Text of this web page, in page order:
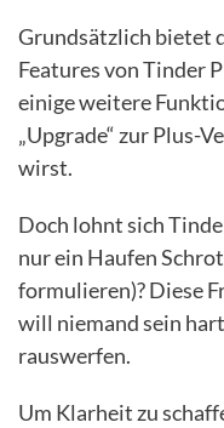
Grundsätzlich bietet
Features von Tinder
einige weitere
„Upgrade“ zur Plus-
wirst.
Doch lohnt sich
nur ein Haufen
formulieren)? Diese
will niemand sein
rauswerfen.
Um Klarheit zu